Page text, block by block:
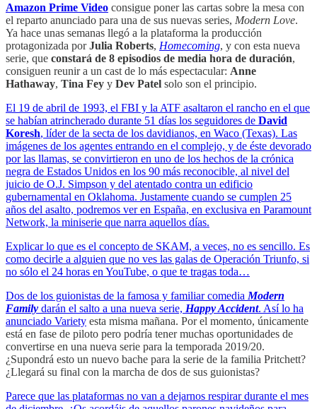
Amazon Prime Video consigue poner las cartas sobre la mesa con
el reparto anunciado para una de sus nuevas series, Modern Love.
Ya hace unas semanas llegó a la plataforma la producción
protagonizada porJulia Roberts, Homecoming, y con esta nueva
serie, que constará de 8 episodios de media hora de duración,
consiguen reunir a un cast de lo más espectacular: Anne
Hathaway, Tina Fey y Dev Patel solo son el principio.
El 19 de abril de 1993, el FBI y la ATF asaltaron el rancho en el que
se habían atrincherado durante 51 días los seguidores de David
Koresh, líder de la secta de los davidianos, en Waco (Texas). Las
imágenes de los agentes entrando en el complejo, y de éste devorado
por las llamas, se convirtieron en uno de los hechos de la crónica
negra de Estados Unidos en los 90 más reconocible, al nivel del
juicio de O.J. Simpson y del atentado contra un edificio
gubernamental en Oklahoma. Justamente cuando se cumplen 25
años del asalto, podremos ver en España, en exclusiva en Paramount
Network, la miniserie que narra aquellos días.
Explicar lo que es el concepto de SKAM, a veces, no es sencillo. Es
como decirle a alguien que no ves las galas de Operación Triunfo, si
no sólo el 24 horas en YouTube, o que te tragas toda…
Dos de los guionistas de la famosa y familiar comedia Modern
Family darán el salto a una nueva serie, Happy Accident. Así lo ha
anunciado Variety esta misma mañana. Por el momento, únicamente
está en fase de piloto pero podría tener muchas oportunidades de
convertirse en una nueva serie para la temporada 2019/20.
¿Supondrá esto un nuevo bache para la serie de la familia Pritchett?
¿Llegará su final con la marcha de dos de sus guionistas?
Parece que las plataformas no van a dejarnos respirar durante el mes